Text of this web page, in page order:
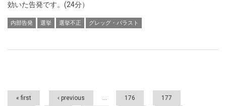
効いた告発です。(24分）
内部告発 選挙 選挙不正 グレッグ・パラスト
Pages
« first ‹ previous … 176 177